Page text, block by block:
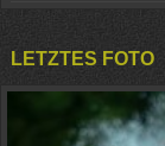
LETZTES FOTO